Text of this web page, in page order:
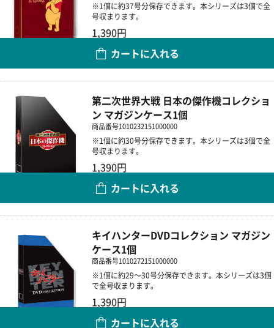
※1個に約37号分保存できます。本シリーズは3個で全
号収まります。
1,390円
カートに入れる
第二次世界大戦 日本の傑作機コレクショ
ン マガジンケース1個
商品番号1010232151000000
※1個に約30号分保存できます。本シリーズは3個で全
号収まります。
1,390円
カートに入れる
キイハンターDVDコレクション マガジン
ケース1個
商品番号1010272151000000
※1個に約29～30号分保存できます。本シリーズは3個
で全号収まります。
1,390円
カートに入れる